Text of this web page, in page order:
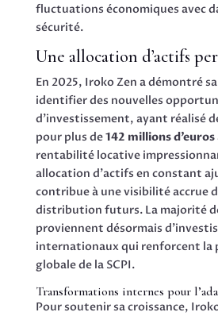
fluctuations économiques avec
sécurité.
Une allocation d’actifs
En 2025, Iroko Zen a démontré
identifier des nouvelles
d’investissement, ayant réalisé
pour plus de142 millions d’euros
rentabilité locative
allocation d’actifs en constant
contribue à une visibilité accrue
distribution futurs. La majorité
proviennent désormais
internationaux qui renforcent la
globale de la SCPI.
Transformations internes pour
Pour soutenir sa croissance,